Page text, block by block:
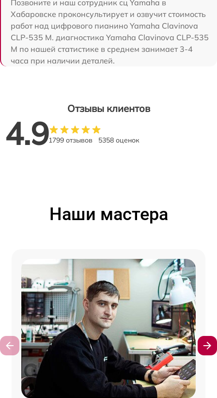
Позвоните и наш сотрудник сц Yamaha в
Хабаровске проконсультирует и озвучит стоимость
работ над цифрового пианино Yamaha Clavinova
CLP-535 M. диагностика Yamaha Clavinova CLP-535
M по нашей статистике в среднем занимает 3-4
часа при наличии деталей.
Отзывы клиентов
4.91799 отзывов 5358 оценок
Наши мастера